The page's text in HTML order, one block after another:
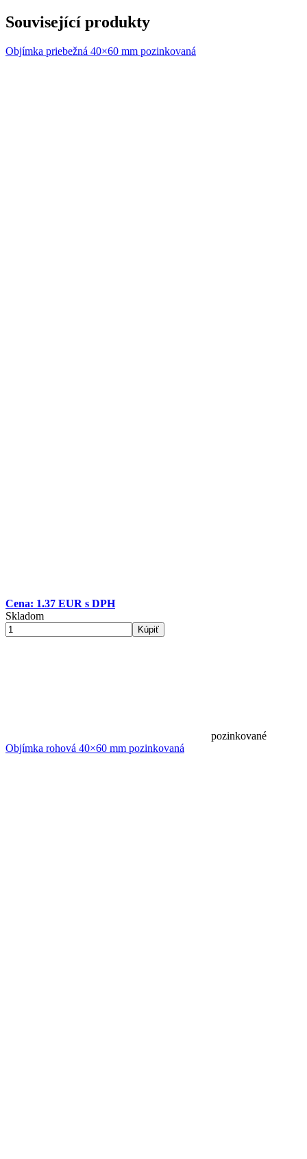
Související produkty
Objímka priebežná 40×60 mm pozinkovaná
Cena: 1.37 EUR s DPH
Skladom
Kúpiť
pozinkované
Objímka rohová 40×60 mm pozinkovaná